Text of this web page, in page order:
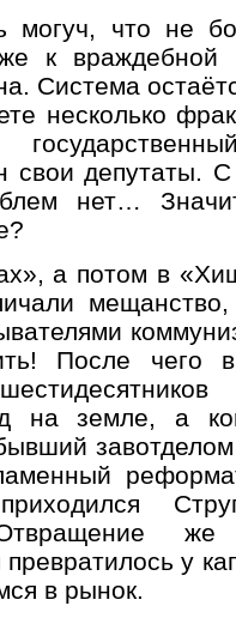
могуч, что не
к враждебной
Система
несколько
свои депутаты.
нет…
а потом в
После чего
на земле, а
завотделом
же
у
в рынок.